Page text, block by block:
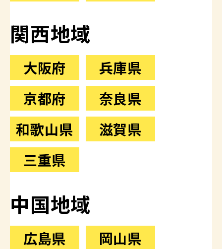
関西地域
大阪府
兵庫県
京都府
奈良県
和歌山県
滋賀県
三重県
中国地域
広島県
岡山県